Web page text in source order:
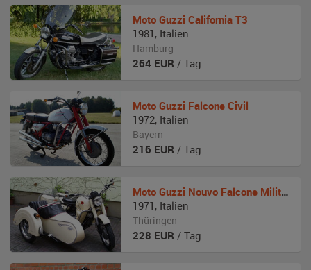
Moto Guzzi California T3
1981 , Italien
Hamburg
264 EUR / Tag
Moto Guzzi Falcone Civil
1972, Italien
Bayern
216 EUR / Tag
Moto Guzzi Nouvo Falcone Militare
1971 , Italien
Thüringen
228 EUR / Tag